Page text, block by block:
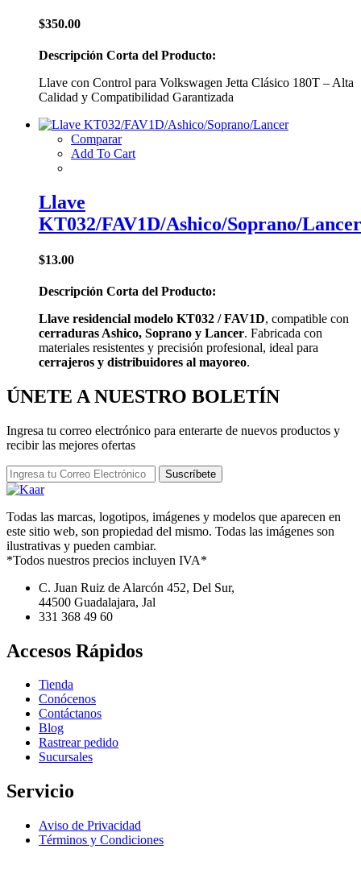
$350.00
Descripción Corta del Producto:
Llave con Control para Volkswagen Jetta Clásico 180T – Alta
Calidad y Compatibilidad Garantizada
Comparar
Add To Cart
Llave
KT032/FAV1D/Ashico/Soprano/Lancer
$13.00
Descripción Corta del Producto:
Llave residencial modelo KT032 / FAV1D, compatible con
cerraduras Ashico, Soprano y Lancer. Fabricada con
materiales resistentes y precisión profesional, ideal para
cerrajeros y distribuidores al mayoreo.
ÚNETE A NUESTRO BOLETÍN
Ingresa tu correo electrónico para enterarte de nuevos productos y
recibir las mejores ofertas
Suscríbete
Todas las marcas, logotipos, imágenes y modelos que aparecen en
este sitio web, son propiedad del mismo. Todas las imágenes son
ilustrativas y pueden cambiar.
*Todos nuestros precios incluyen IVA*
C. Juan Ruiz de Alarcón 452, Del Sur,
44500 Guadalajara, Jal
331 368 49 60
Accesos Rápidos
Tienda
Conócenos
Contáctanos
Blog
Rastrear pedido
Sucursales
Servicio
Aviso de Privacidad
Términos y Condiciones